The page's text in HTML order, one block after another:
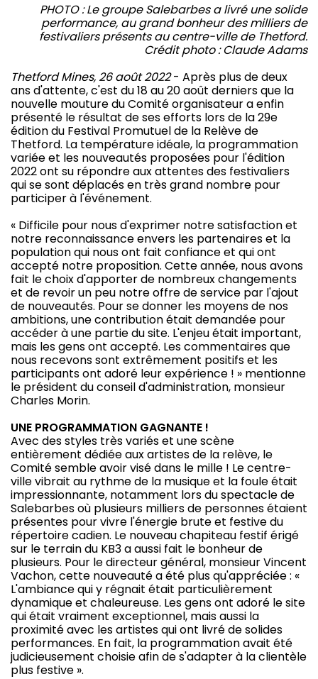
PHOTO : Le groupe Salebarbes a livré une solide
performance, au grand bonheur des milliers de
festivaliers présents au centre-ville de Thetford.
Crédit photo : Claude Adams
Thetford Mines, 26 août 2022- Après plus de deux
ans d'attente, c'est du 18 au 20 août derniers que la
nouvelle mouture du Comité organisateur a enfin
présenté le résultat de ses efforts lors de la 29e
édition du Festival Promutuel de la Relève de
Thetford. La température idéale, la programmation
variée et les nouveautés proposées pour l'édition
2022 ont su répondre aux attentes des festivaliers
qui se sont déplacés en très grand nombre pour
participer à l'événement.
« Difficile pour nous d'exprimer notre satisfaction et
notre reconnaissance envers les partenaires et la
population qui nous ont fait confiance et qui ont
accepté notre proposition. Cette année, nous avons
fait le choix d'apporter de nombreux changements
et de revoir un peu notre offre de service par l'ajout
de nouveautés. Pour se donner les moyens de nos
ambitions, une contribution était demandée pour
accéder à une partie du site. L'enjeu était important,
mais les gens ont accepté. Les commentaires que
nous recevons sont extrêmement positifs et les
participants ont adoré leur expérience ! » mentionne
le président du conseil d'administration, monsieur
Charles Morin.
UNE PROGRAMMATION GAGNANTE !
Avec des styles très variés et une scène
entièrement dédiée aux artistes de la relève, le
Comité semble avoir visé dans le mille ! Le centre-
ville vibrait au rythme de la musique et la foule était
impressionnante, notamment lors du spectacle de
Salebarbes où plusieurs milliers de personnes étaient
présentes pour vivre l'énergie brute et festive du
répertoire cadien. Le nouveau chapiteau festif érigé
sur le terrain du KB3 a aussi fait le bonheur de
plusieurs. Pour le directeur général, monsieur Vincent
Vachon, cette nouveauté a été plus qu'appréciée : «
L'ambiance qui y régnait était particulièrement
dynamique et chaleureuse. Les gens ont adoré le site
qui était vraiment exceptionnel, mais aussi la
proximité avec les artistes qui ont livré de solides
performances. En fait, la programmation avait été
judicieusement choisie afin de s'adapter à la clientèle
plus festive ».